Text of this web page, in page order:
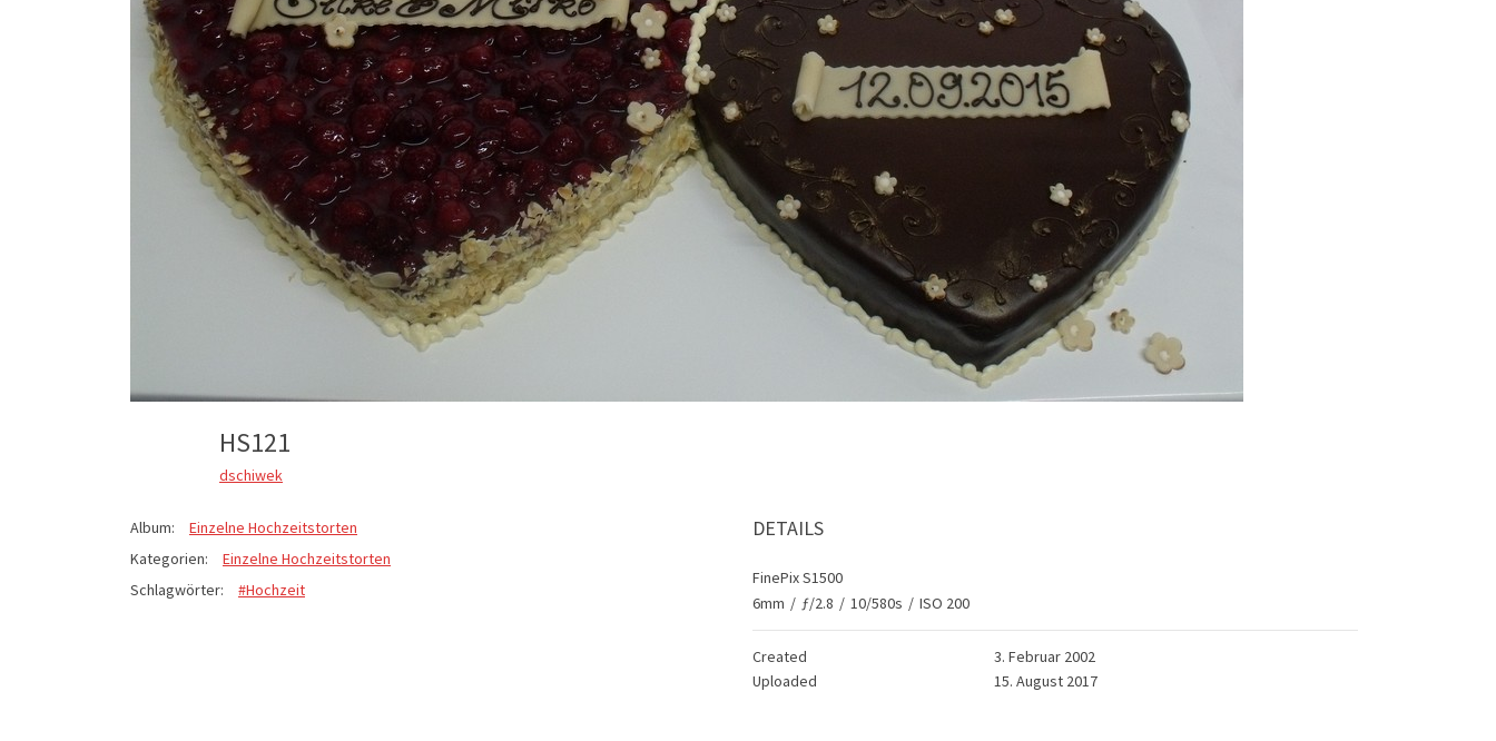
HS121
dschiwek
Album:
Einzelne Hochzeitstorten
Kategorien:
Einzelne Hochzeitstorten
Schlagwörter:
#Hochzeit
DETAILS
FinePix S1500
6mm / ƒ/2.8 / 10/580s / ISO 200
Created
3. Februar 2002
Uploaded
15. August 2017